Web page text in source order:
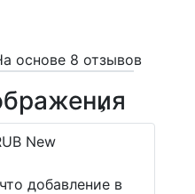
основе 8 отзывов
New
добавление в